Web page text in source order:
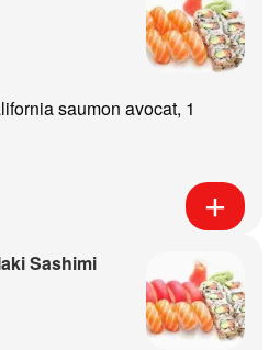
saumon avocat, 1
Sashimi